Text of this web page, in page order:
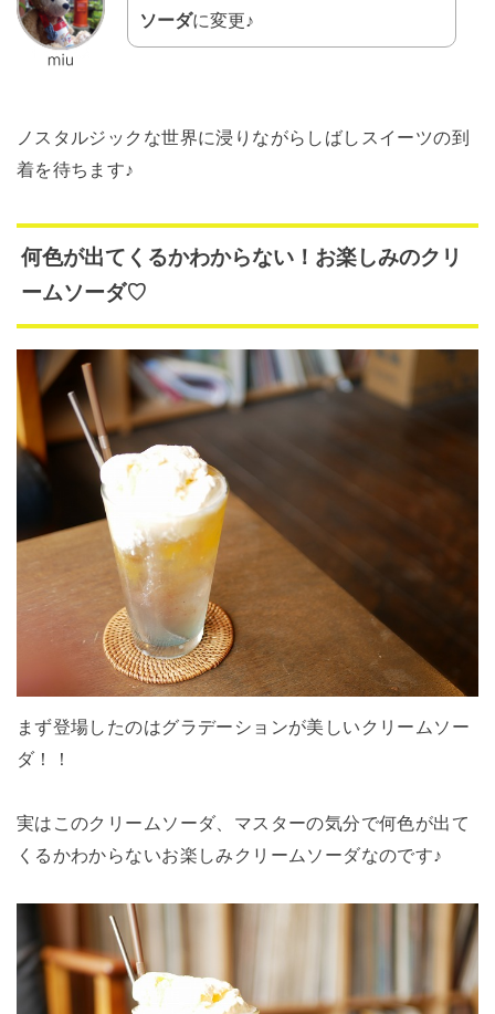
ソーダに変更♪
ノスタルジックな世界に浸りながらしばしスイーツの到
着を待ちます♪
何色が出てくるかわからない！お楽しみのクリ
ームソーダ♡
まず登場したのはグラデーションが美しいクリームソー
ダ！！
実はこのクリームソーダ、マスターの気分で何色が出て
くるかわからないお楽しみクリームソーダなのです♪